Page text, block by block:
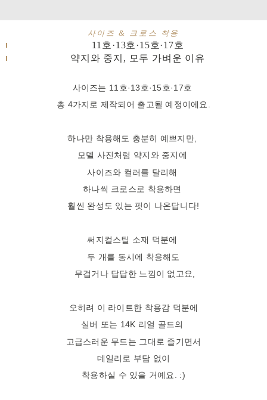
사이즈 & 크로스 착용
11호·13호·15호·17호
약지와 중지, 모두 가벼운 이유
사이즈는 11호·13호·15호·17호
총 4가지로 제작되어 출고될 예정이에요.
하나만 착용해도 충분히 예쁘지만,
모델 사진처럼 약지와 중지에
사이즈와 컬러를 달리해
하나씩 크로스로 착용하면
훨씬 완성도 있는 핏이 나온답니다!
써지컬스틸 소재 덕분에
두 개를 동시에 착용해도
무겁거나 답답한 느낌이 없고요,
오히려 이 라이트한 착용감 덕분에
실버 또는 14K 리얼 골드의
고급스러운 무드는 그대로 즐기면서
데일리로 부담 없이
착용하실 수 있을 거예요. :)